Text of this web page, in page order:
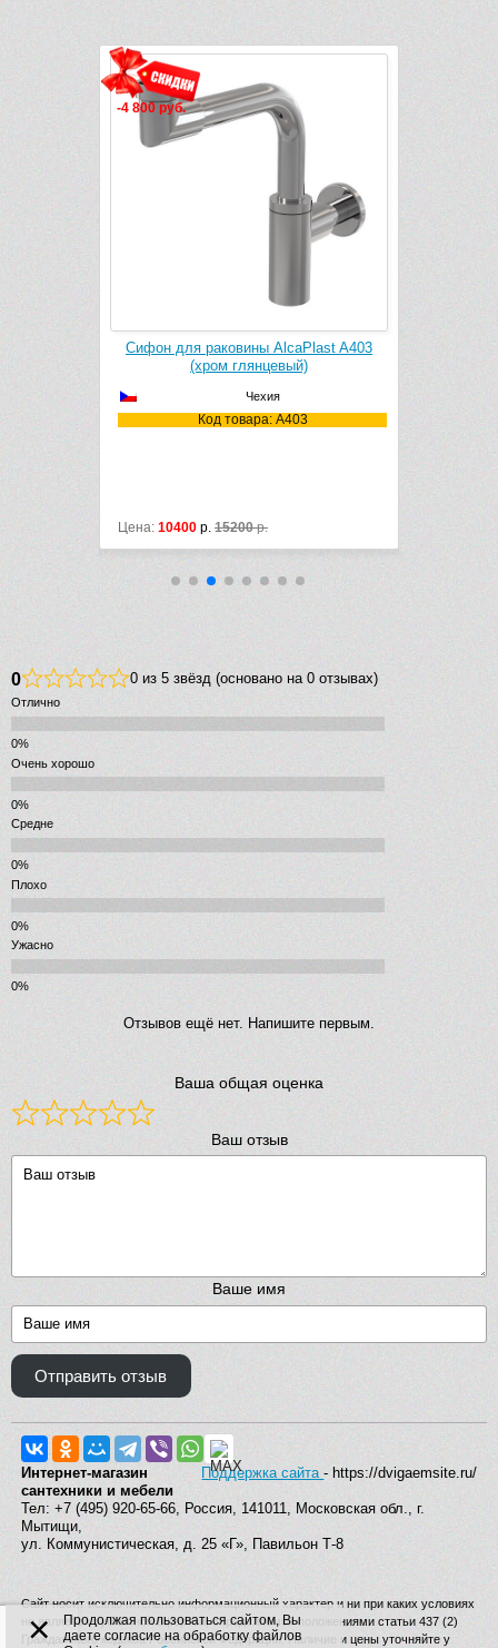
A401
-4 800 руб.
Сифон для раковины AlcaPlast A403
(хром глянцевый)
Чехия
Код товара: A403
Цена: 10400 р. 15200р.
0 0 из 5 звёзд (основано на 0 отзывах)
Отлично
Очень хорошо
Средне
Плохо
Ужасно
Отзывов ещё нет. Напишите первым.
Ваша общая оценка
Ваш отзыв
Ваше имя
Отправить отзыв
Поддержка сайта- https://dvigaemsite.ru/
Интернет-магазин
сантехники и мебели
Тел: +7 (495) 920-65-66, Россия, 141011, Московская обл., г.
Мытищи,
ул. Коммунистическая, д. 25 «Г», Павильон Т-8
Сайт носит исключительно информационный характер и ни при каких условиях
не является публичной офертой, определяемой положениями статьи 437 (2)
Гражданского кодекса Российской Федерации. Наличие и цены уточняйте у
×
Продолжая пользоваться сайтом, Вы
даете согласие на обработку файлов